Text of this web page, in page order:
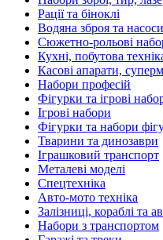
Рації та біноклі
Водяна зброя та насоси
Сюжетно-рольові
Кухні, побутова
Касові апарати,
Набори професій
Фігурки та ігрові
Ігрові набори
Фігурки та набори
Тварини та динозаври
Іграшковий транспорт
Металеві моделі
Спецтехніка
Авто-мото техніка
Залізниці, кораблі та
Набори з транспортом